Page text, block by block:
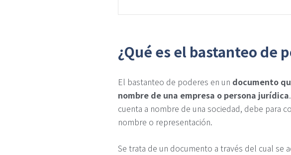
¿Qué es el bastanteo de
El bastanteo de poderes en un documento
nombre de una empresa o persona jurídica
cuenta a nombre de una sociedad, debe para
nombre o representación.
Se trata de un documento a través del cual se